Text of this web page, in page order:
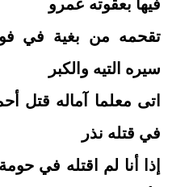
فيها بعقوته عمرو
تقحمه من بغية في
سيره التيه والكبر
اتى معلما آماله قتل
في قتله نذر
إذا أنا لم اقتله في